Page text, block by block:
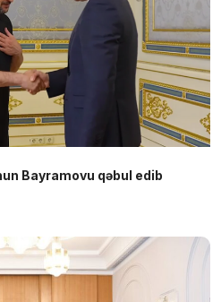
Bayramovu qəbul edib